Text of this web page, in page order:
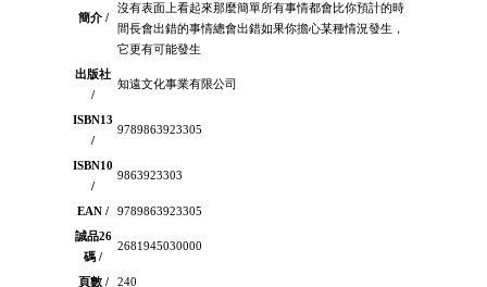
簡介 /
沒有表面上看起來那麼簡單所有事情都會比你預計的時
間長會出錯的事情總會出錯如果你擔心某種情況發生，
它更有可能發生
出版社
/
知遠文化事業有限公司
ISBN13
/
9789863923305
ISBN10
/
9863923303
EAN /
9789863923305
誠品26
碼 /
2681945030000
頁數 / 240